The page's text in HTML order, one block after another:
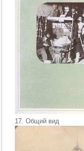
17. Общий вид